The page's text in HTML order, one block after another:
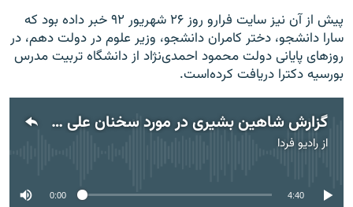
پیش از آن نیز سایت فرارو روز ۲۶ شهریور ۹۲ خبر داده بود که
سارا دانشجو، دختر کامران دانشجو، وزیر علوم در دولت دهم، در
روزهای پایانی دولت محمود احمدی‌نژاد از دانشگاه تربیت مدرس
بورسیه دکترا دریافت کرده‌است.
گزارش شاهین بشیری در مورد سخنان علی خامنه‌ای در ارتباط با بورسیه‌ها
ازرادیو فردا
0:00 4:40